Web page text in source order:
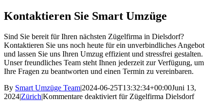
Kontaktieren Sie Smart Umzüge
Sind Sie bereit für Ihren nächsten Zügelfirma in Dielsdorf?
Kontaktieren Sie uns noch heute für ein unverbindliches Angebot
und lassen Sie uns Ihren Umzug effizient und stressfrei gestalten.
Unser freundliches Team steht Ihnen jederzeit zur Verfügung, um
Ihre Fragen zu beantworten und einen Termin zu vereinbaren.
By Smart Umzüge Team|2024-06-25T13:32:34+00:00Juni 13,
2024|Zürich|Kommentare deaktiviert für Zügelfirma Dielsdorf